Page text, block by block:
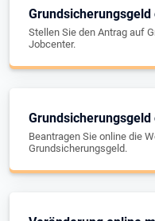
Stellen Sie den Antrag auf
Jobcenter.
Beantragen Sie online die
Grundsicherungsgeld.